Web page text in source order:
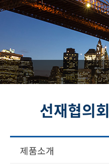
회원사
클럽 소개
사진/영상
제품 기획안 상시
공모
선재협의회
제품소개